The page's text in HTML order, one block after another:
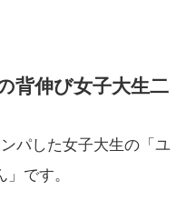
背伸び女子大生二
パした女子大生の「ユ
です。